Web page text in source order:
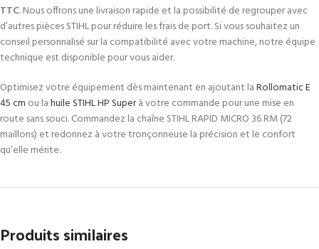
TTC. Nous offrons une livraison rapide et la possibilité de regrouper avec
d’autres pièces STIHL pour réduire les frais de port. Si vous souhaitez un
conseil personnalisé sur la compatibilité avec votre machine, notre équipe
technique est disponible pour vous aider.
Optimisez votre équipement dès maintenant en ajoutant laRollomatic E
45 cm ou lahuile STIHL HP Superà votre commande pour une mise en
route sans souci. Commandez la chaîne STIHL RAPID MICRO 36 RM (72
maillons) et redonnez à votre tronçonneuse la précision et le confort
qu’elle mérite.
Produits similaires